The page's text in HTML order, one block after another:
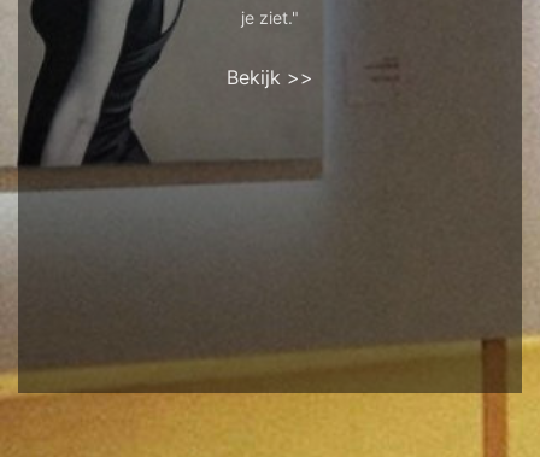
je ziet."
Bekijk >>